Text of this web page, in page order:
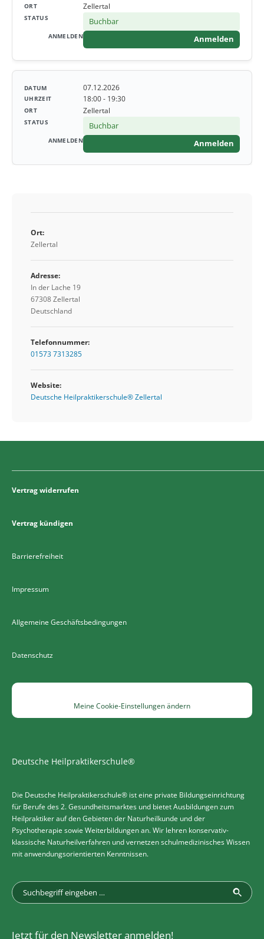
Zellertal
Buchbar
Anmelden
07.12.2026
18:00 - 19:30
Zellertal
Buchbar
Anmelden
Ort:
Zellertal
Adresse:
In der Lache 19
67308 Zellertal
Deutschland
Telefonnummer:
01573 7313285
Website:
Deutsche Heilpraktikerschule® Zellertal
Vertrag widerrufen
Vertrag kündigen
Barrierefreiheit
Impressum
Allgemeine Geschäftsbedingungen
Datenschutz
Meine Cookie-Einstellungen ändern
Deutsche Heilpraktikerschule®
Die Deutsche Heilpraktikerschule® ist eine private Bildungseinrichtung
für Berufe des 2. Gesundheitsmarktes und bietet Ausbildungen zum
Heilpraktiker auf den Gebieten der Naturheilkunde und der
Psychotherapie sowie Weiterbildungen an. Wir lehren konservativ-
klassische Naturheilverfahren und vernetzen schulmedizinisches Wissen
mit anwendungsorientierten Kenntnissen.
Jetzt für den Newsletter anmelden!